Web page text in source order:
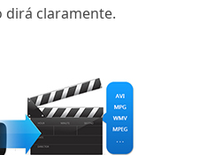
dirá claramente.